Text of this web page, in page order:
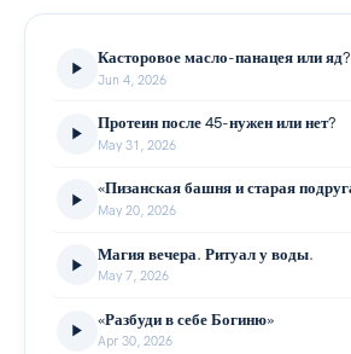
Касторовое масло-панацея или яд?
Jun 4, 2026
Протеин после 45-нужен или нет?
May 31, 2026
May 20, 2026
Магия вечера. Ритуал у воды.
May 7, 2026
«Разбуди в себе Богиню»
Apr 30, 2026